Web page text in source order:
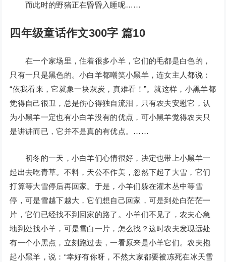
而此时的野猪正在昏昏入睡呢……
四年级童话作文300字 篇10
在一个家场里，住着很多小羊，它们的毛都是白色的，
只有一只是黑色的。小白羊都嘲笑小黑羊，连女主人都说：
“依我看来，它就象一块灰炭，真难看！”。就这样，小黑羊都
觉得自己很丑，总是伤心得独自流泪，只有农夫安慰它，认
为小黑羊一定也有小白羊没有的优点，可小黑羊觉得农夫只
是讲讲而已，它并不是真的有优点。……
初冬的一天，小白羊们心情很好，决定也带上小黑羊一
起出去吃青草。不料，天公不作美，忽然下起了大雪，它们
打算等大雪停后再回家。于是，小羊们躲在灌木丛中等雪
停，可是雪越下越大，它们想自己回家，可是到处白茫茫一
片，它们已经找不到回家的路了。小羊们不见了，农夫心急
地到处找小羊，可是雪白一片，怎么找？这时农夫发现远处
有一个小黑点，立刻跑过去，一看原来是小羊它们。农夫抱
起小黑羊，说：“幸好有你呀，不然大家都要被冻死在冰天雪